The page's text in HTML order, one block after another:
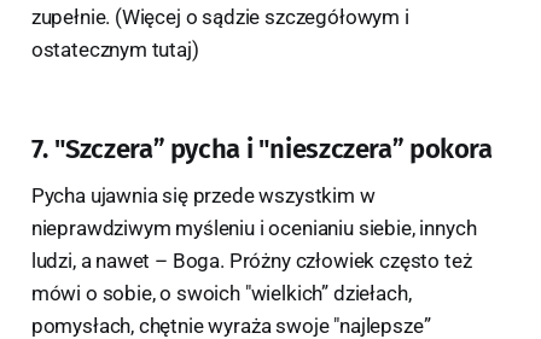
zupełnie. (Więcej o sądzie szczegółowym i
ostatecznym tutaj)
7. "Szczera” pycha i "nieszczera” pokora
Pycha ujawnia się przede wszystkim w
nieprawdziwym myśleniu i ocenianiu siebie, innych
ludzi, a nawet – Boga. Próżny człowiek często też
mówi o sobie, o swoich "wielkich” dziełach,
pomysłach, chętnie wyraża swoje "najlepsze”